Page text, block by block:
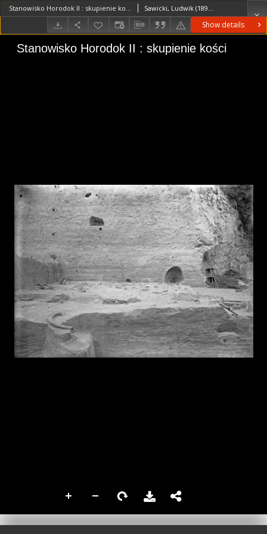
Show details
Stanowisko Horodok II : skupienie kości Sawicki, Ludwik (1893–1972)